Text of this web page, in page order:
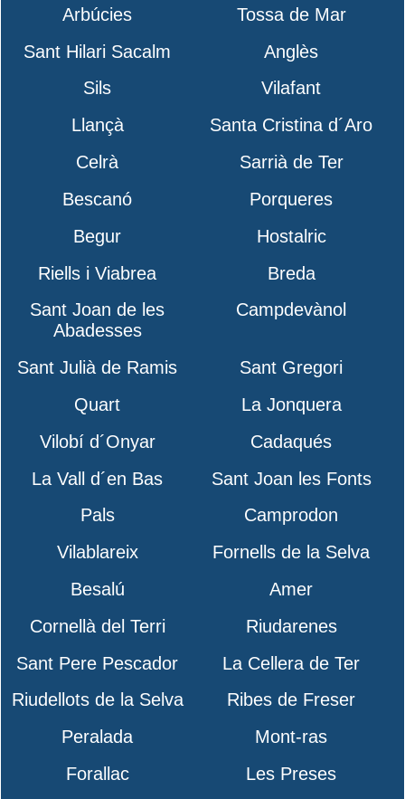
Arbúcies
Tossa de Mar
Sant Hilari Sacalm
Anglès
Sils
Vilafant
Llançà
Santa Cristina d´Aro
Celrà
Sarrià de Ter
Bescanó
Porqueres
Begur
Hostalric
Riells i Viabrea
Breda
Sant Joan de les
Abadesses
Campdevànol
Sant Julià de Ramis
Sant Gregori
Quart
La Jonquera
Vilobí d´Onyar
Cadaqués
La Vall d´en Bas
Sant Joan les Fonts
Pals
Camprodon
Vilablareix
Fornells de la Selva
Besalú
Amer
Cornellà del Terri
Riudarenes
Sant Pere Pescador
La Cellera de Ter
Riudellots de la Selva
Ribes de Freser
Peralada
Mont-ras
Forallac
Les Preses